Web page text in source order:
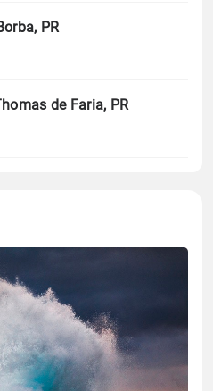
PR
de Faria, PR